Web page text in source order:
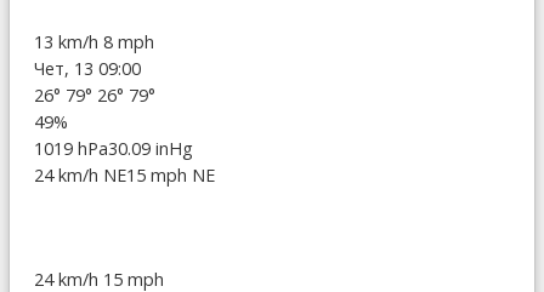
13 km/h 8 mph
Чет, 13 09:00
26° 79° 26° 79°
49%
1019 hPa30.09 inHg
24 km/h NE15 mph NE
24 km/h 15 mph